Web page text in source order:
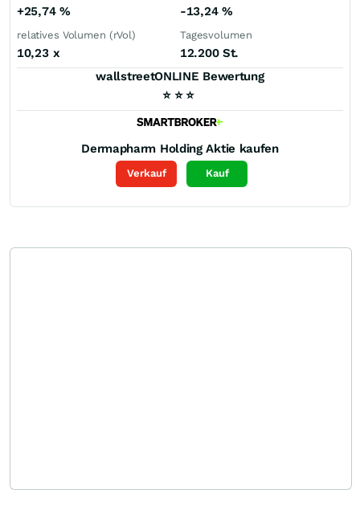
+25,74 % -13,24 %
relatives Volumen (rVol)
10,23 x
Tagesvolumen
12.200 St.
wallstreetONLINE Bewertung
⭐ ⭐ ⭐
Dermapharm Holding Aktie kaufen
Verkauf Kauf